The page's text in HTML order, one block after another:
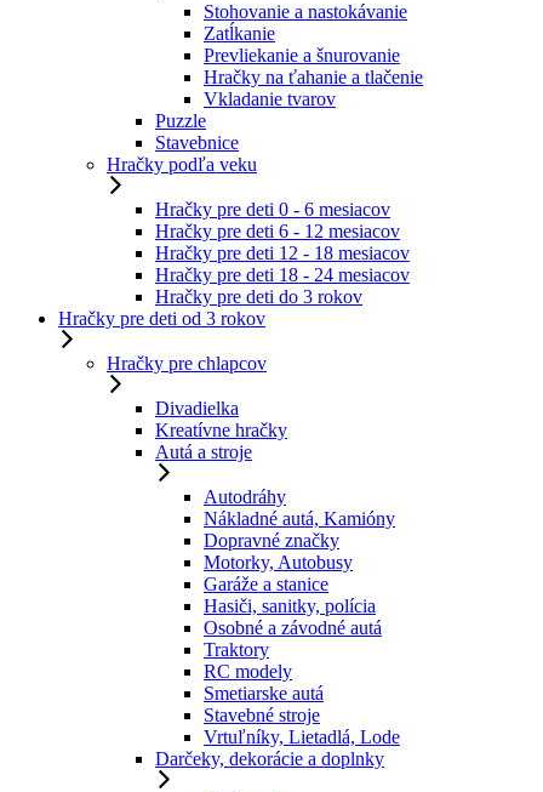
Stohovanie a nastokávanie
Zatĺkanie
Prevliekanie a šnurovanie
Hračky na ťahanie a tlačenie
Vkladanie tvarov
Puzzle
Stavebnice
Hračky podľa veku
Hračky pre deti 0 - 6 mesiacov
Hračky pre deti 6 - 12 mesiacov
Hračky pre deti 12 - 18 mesiacov
Hračky pre deti 18 - 24 mesiacov
Hračky pre deti do 3 rokov
Hračky pre deti od 3 rokov
Hračky pre chlapcov
Divadielka
Kreatívne hračky
Autá a stroje
Autodráhy
Nákladné autá, Kamióny
Dopravné značky
Motorky, Autobusy
Garáže a stanice
Hasiči, sanitky, polícia
Osobné a závodné autá
Traktory
RC modely
Smetiarske autá
Stavebné stroje
Vrtuľníky, Lietadlá, Lode
Darčeky, dekorácie a doplnky